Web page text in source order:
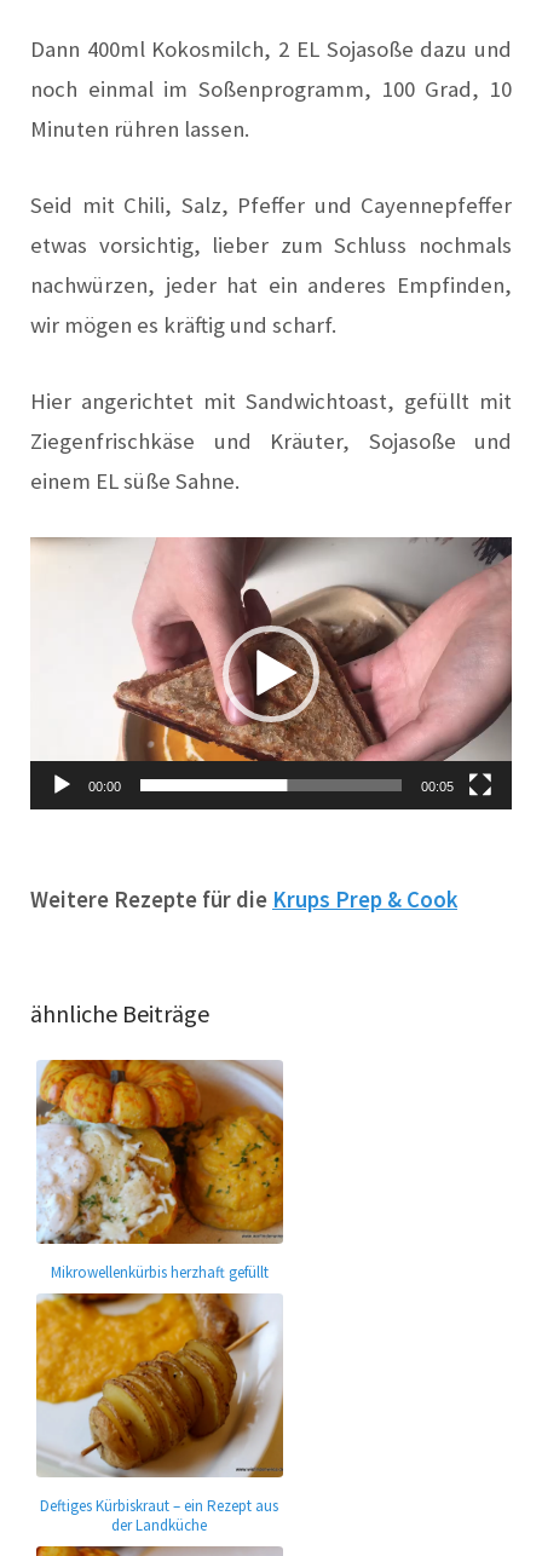
Dann 400ml Kokosmilch, 2 EL Sojasoße dazu und
noch einmal im Soßenprogramm, 100 Grad, 10
Minuten rühren lassen.
Seid mit Chili, Salz, Pfeffer und Cayennepfeffer
etwas vorsichtig, lieber zum Schluss nochmals
nachwürzen, jeder hat ein anderes Empfinden,
wir mögen es kräftig und scharf.
Hier angerichtet mit Sandwichtoast, gefüllt mit
Ziegenfrischkäse und Kräuter, Sojasoße und
einem EL süße Sahne.
Video-
00:00 00:05
Weitere Rezepte für die Krups Prep & Cook
ähnliche Beiträge
Mikrowellenkürbis herzhaft gefüllt
Deftiges Kürbiskraut – ein Rezept aus
der Landküche